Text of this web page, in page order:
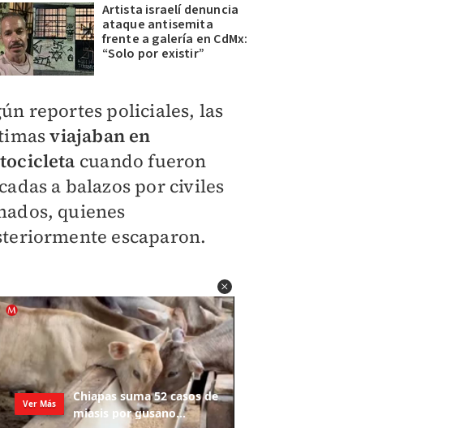
Artista israelí denuncia
ataque antisemita
frente a galería en CdMx:
“Solo por existir”
reportes policiales, las
viajaban en
cuando fueron
a balazos por civiles
quienes
escaparon.